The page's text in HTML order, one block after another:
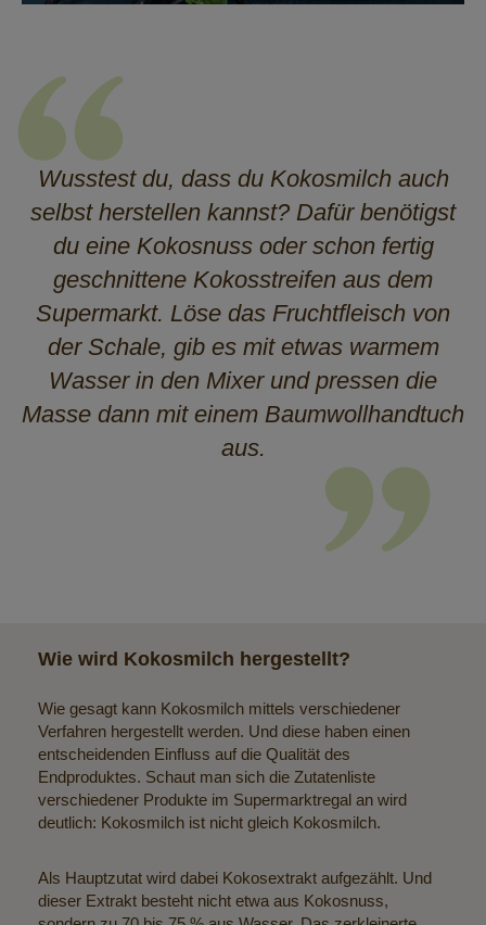
Wusstest du, dass du Kokosmilch auch
selbst herstellen kannst? Dafür benötigst
du eine Kokosnuss oder schon fertig
geschnittene Kokosstreifen aus dem
Supermarkt. Löse das Fruchtfleisch von
der Schale, gib es mit etwas warmem
Wasser in den Mixer und pressen die
Masse dann mit einem Baumwollhandtuch
aus.
Wie wird Kokosmilch hergestellt?
Wie gesagt kann Kokosmilch mittels verschiedener
Verfahren hergestellt werden. Und diese haben einen
entscheidenden Einfluss auf die Qualität des
Endproduktes. Schaut man sich die Zutatenliste
verschiedener Produkte im Supermarktregal an wird
deutlich: Kokosmilch ist nicht gleich Kokosmilch.
Als Hauptzutat wird dabei Kokosextrakt aufgezählt. Und
dieser Extrakt besteht nicht etwa aus Kokosnuss,